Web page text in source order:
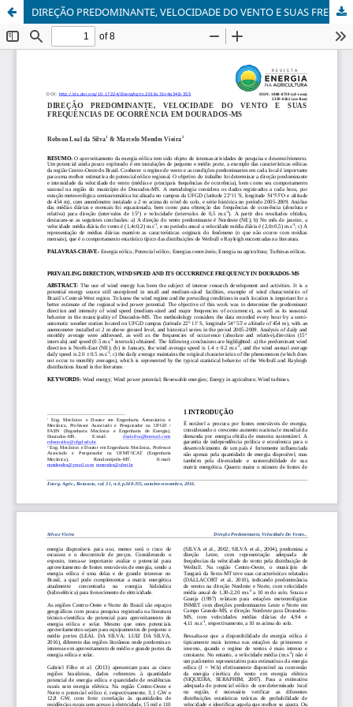
DIREÇÃO PREDOMINANTE, VELOCIDADE DO VENTO E SUAS FREQUÊNCIAS DE OCORRÊNCIA EM DOURADOS-MSS